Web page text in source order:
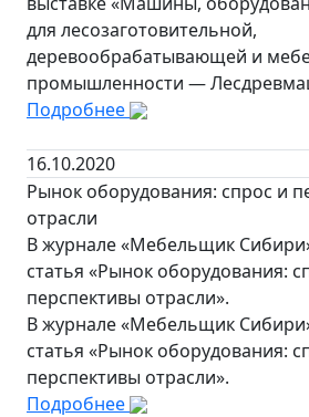
для лесозаготовительной,
деревообрабатывающей и
промышленности —
Подробнее
16.10.2020
Рынок оборудования: спрос и
отрасли
В журнале «Мебельщик
статья «Рынок оборудования:
перспективы отрасли».
В журнале «Мебельщик
статья «Рынок оборудования:
перспективы отрасли».
Подробнее